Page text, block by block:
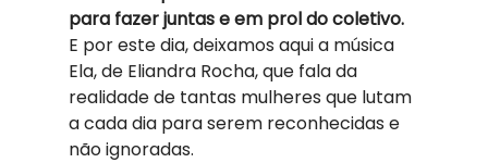
para fazer juntas e em prol do coletivo.
E por este dia, deixamos aqui a música
Ela, de Eliandra Rocha, que fala da
realidade de tantas mulheres que lutam
a cada dia para serem reconhecidas e
não ignoradas.